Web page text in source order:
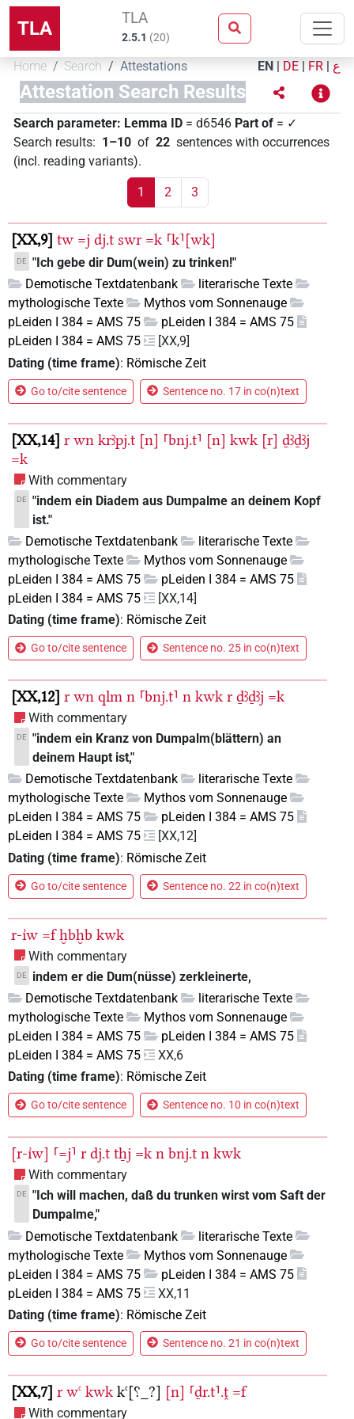
TLA TLA
2.5.1 (20)
Home Search Attestations EN | DE | FR | ع
Attestation Search Results
Search parameter: Lemma ID = d6546 Part of = ✓
Search results: 1–10 of 22 sentences with occurrences
(incl. reading variants).
1 2 3
XX,9 tw =j dj.t swr =k ⸢k⸣[wk]
DE "Ich gebe dir Dum(wein) zu trinken!"
Demotische Textdatenbank
literarische Texte
mythologische Texte
Mythos vom Sonnenauge
pLeiden I 384 = AMS 75
pLeiden I 384 = AMS 75
pLeiden I 384 = AMS 75
[XX,9]
Dating (time frame): Römische Zeit
Go to/cite sentence Sentence no. 17 in co(n)text
XX,14 r wn krꜣpj.t [n] ⸢bnj.t⸣ [n] kwk [r] ḏꜣḏꜣj
=k
With commentary
DE "indem ein Diadem aus Dumpalme an deinem Kopf
ist."
Demotische Textdatenbank
literarische Texte
mythologische Texte
Mythos vom Sonnenauge
pLeiden I 384 = AMS 75
pLeiden I 384 = AMS 75
pLeiden I 384 = AMS 75
[XX,14]
Dating (time frame): Römische Zeit
Go to/cite sentence Sentence no. 25 in co(n)text
XX,12 r wn qlm n ⸢bnj.t⸣ n kwk r ḏꜣḏꜣj =k
With commentary
DE "indem ein Kranz von Dumpalm(blättern) an
deinem Haupt ist,"
Demotische Textdatenbank
literarische Texte
mythologische Texte
Mythos vom Sonnenauge
pLeiden I 384 = AMS 75
pLeiden I 384 = AMS 75
pLeiden I 384 = AMS 75
[XX,12]
Dating (time frame): Römische Zeit
Go to/cite sentence Sentence no. 22 in co(n)text
r-ı͗w =f ḫbḫb kwk
With commentary
DE
indem er die Dum(nüsse) zerkleinerte,
Demotische Textdatenbank
literarische Texte
mythologische Texte
Mythos vom Sonnenauge
pLeiden I 384 = AMS 75
pLeiden I 384 = AMS 75
pLeiden I 384 = AMS 75
XX,6
Dating (time frame): Römische Zeit
Go to/cite sentence Sentence no. 10 in co(n)text
[r-ı͗w] ⸢=j⸣ r dj.t tẖj =k n bnj.t n kwk
With commentary
DE "Ich will machen, daß du trunken wirst vom Saft der
Dumpalme,"
Demotische Textdatenbank
literarische Texte
mythologische Texte
Mythos vom Sonnenauge
pLeiden I 384 = AMS 75
pLeiden I 384 = AMS 75
pLeiden I 384 = AMS 75
XX,11
Dating (time frame): Römische Zeit
Go to/cite sentence Sentence no. 21 in co(n)text
XX,7 r wꜥ kwk kꜥ[⸮_?] [n] ⸢ḏr.t⸣.ṱ =f
With commentary